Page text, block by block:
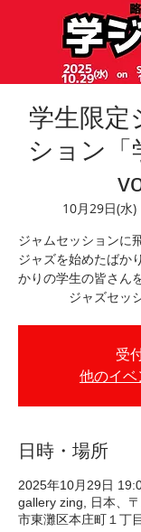
学生限定
ション「
10月29日(水)
ジャムセッションに
ジャズを始めたばか
かりの学生の皆さん
ジャズセッ
受
他のイベ
日時・場所
2025年10月29日
gallery zing, 日本、
市東灘区本庄町１丁